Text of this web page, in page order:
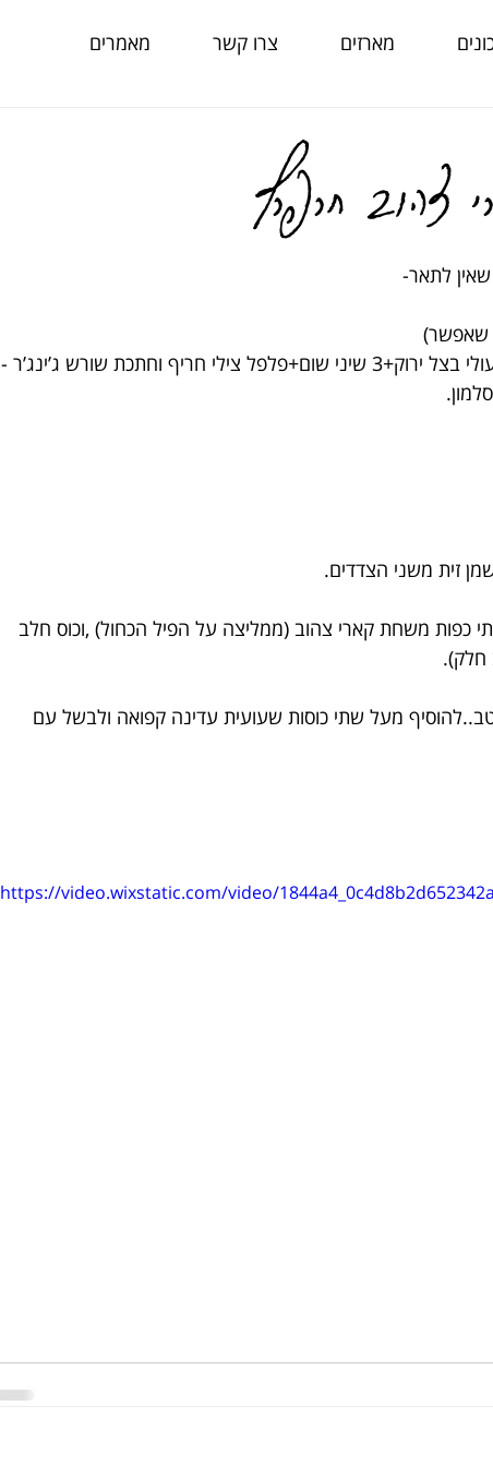
מארזים צרו קשר מאמרים
צהוב חרפרף
לתאר-
שאפשר)
צרור כוסברה+חופן עלי בזיליקום+שני גבעולי בצל ירוק+3 שיני שום+פלפל צילי חריף וחתכת שורש ג’ינג’ר -
זית משני הצדדים.
כפות משחת קארי צהוב (ממליצה על הפיל הכחול) ,וכוס חלב
חלק).
מעל שתי כוסות שעועית עדינה קפואה ולבשל עם
https://video.wixstatic.com/video/